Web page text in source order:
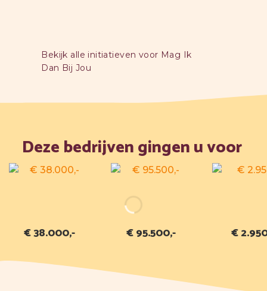
Bekijk alle initiatieven voor Mag Ik
Dan Bij Jou
Deze bedrijven gingen u voor
€ 38.000,- € 95.500,- €